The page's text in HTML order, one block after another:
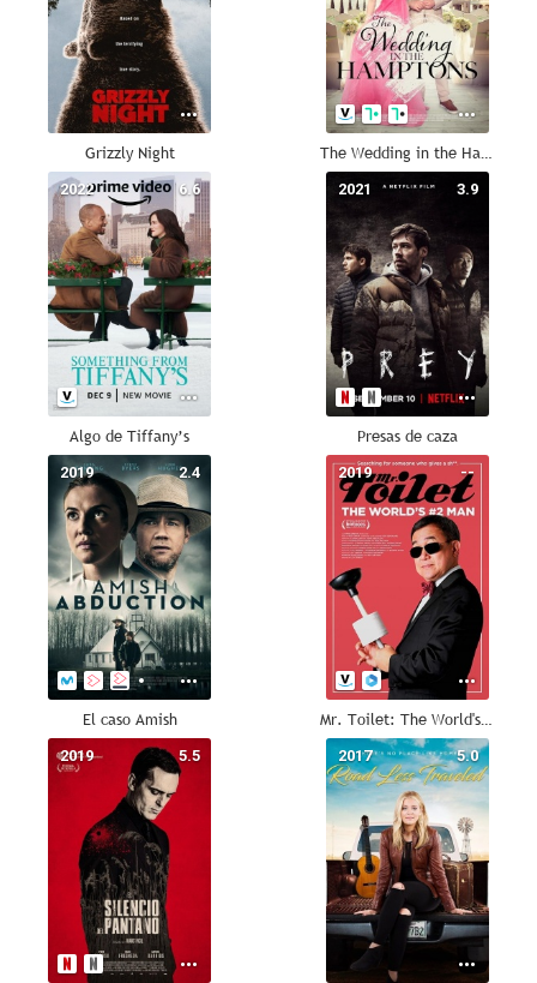
Grizzly Night The Wedding in the Hamptons
6.6
2022
Algo de Tiffany’s
3.9
2021
Presas de caza
2.4
2019
El caso Amish
--
2019
Mr. Toilet: The World's #2 Man
5.5
2019 5.0
2017